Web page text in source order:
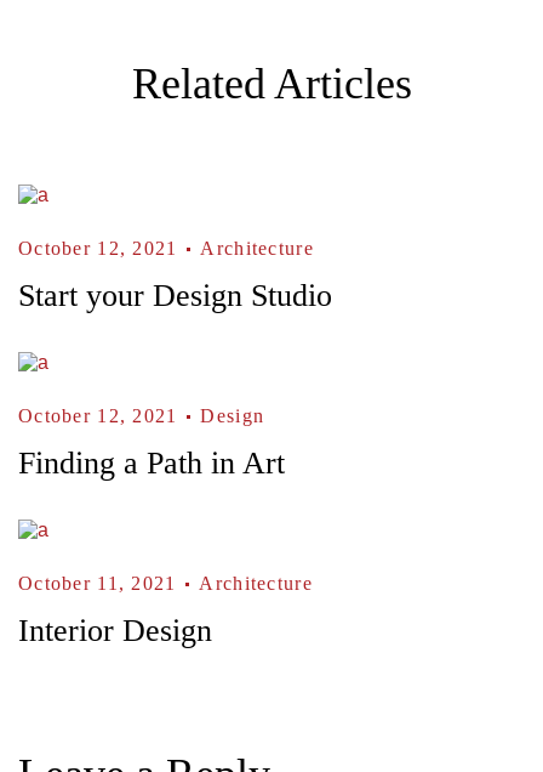
Related Articles
October 12, 2021 Architecture
Start your Design Studio
October 12, 2021 Design
Finding a Path in Art
October 11, 2021 Architecture
Interior Design